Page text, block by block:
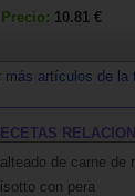
Precio: 10.81 €
más artículos de la
de carne de
con pera